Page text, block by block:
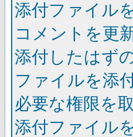
添付ファイル
コメントを更
添付したはず
ファイルを添
必要な権限を
添付ファイル